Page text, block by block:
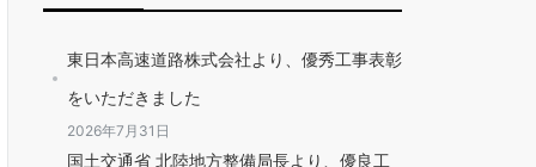
東日本高速道路株式会社より、優秀工事表彰
をいただきました
2026年7月31日
国土交通省 北陸地方整備局長より、優良工